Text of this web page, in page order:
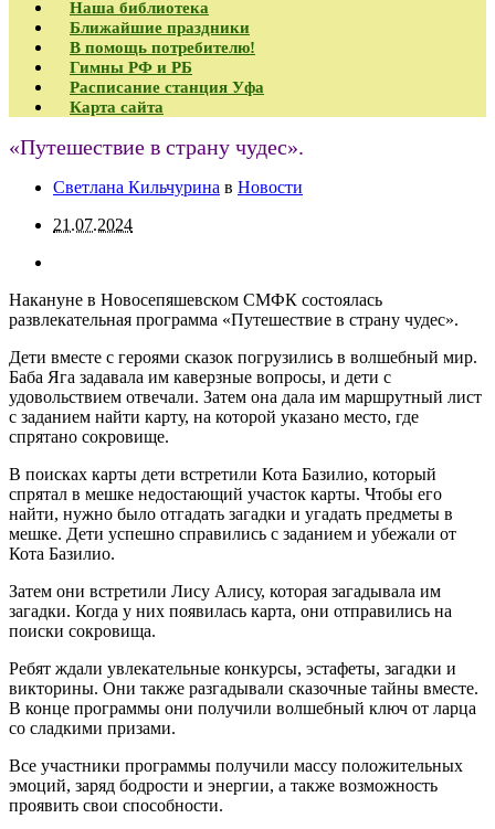
Наша библиотека
Ближайшие праздники
В помощь потребителю!
Гимны РФ и РБ
Расписание станция Уфа
Карта сайта
«Путешествие в страну чудес».
Светлана Кильчурина в Новости
21.07.2024
Накануне в Новосепяшевском СМФК состоялась
развлекательная программа «Путешествие в страну чудес».
Дети вместе с героями сказок погрузились в волшебный мир.
Баба Яга задавала им каверзные вопросы, и дети с
удовольствием отвечали. Затем она дала им маршрутный лист
с заданием найти карту, на которой указано место, где
спрятано сокровище.
В поисках карты дети встретили Кота Базилио, который
спрятал в мешке недостающий участок карты. Чтобы его
найти, нужно было отгадать загадки и угадать предметы в
мешке. Дети успешно справились с заданием и убежали от
Кота Базилио.
Затем они встретили Лису Алису, которая загадывала им
загадки. Когда у них появилась карта, они отправились на
поиски сокровища.
Ребят ждали увлекательные конкурсы, эстафеты, загадки и
викторины. Они также разгадывали сказочные тайны вместе.
В конце программы они получили волшебный ключ от ларца
со сладкими призами.
Все участники программы получили массу положительных
эмоций, заряд бодрости и энергии, а также возможность
проявить свои способности.